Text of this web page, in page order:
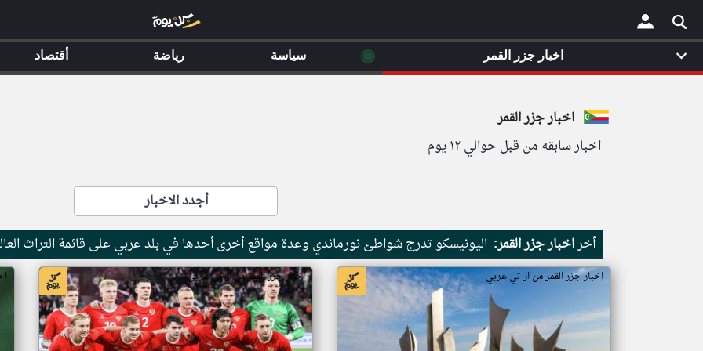
×
اخبار جزر القمر
اخبار سابقه من قبل حوالي ١٢ يوم
أجدد الاخبار
أخراخبار جزر القمر: اليونيسكو تدرج شواطئ نورماندي وعدة مواقع أخرى أحدها في بلد عربي على قائمة التراث
اخبار جزر القمر من ار تي عربي اخبار جزر القمر من ار تي عربي
اخبار جزر القمر ◉ سياسة رياضة أقتصاد